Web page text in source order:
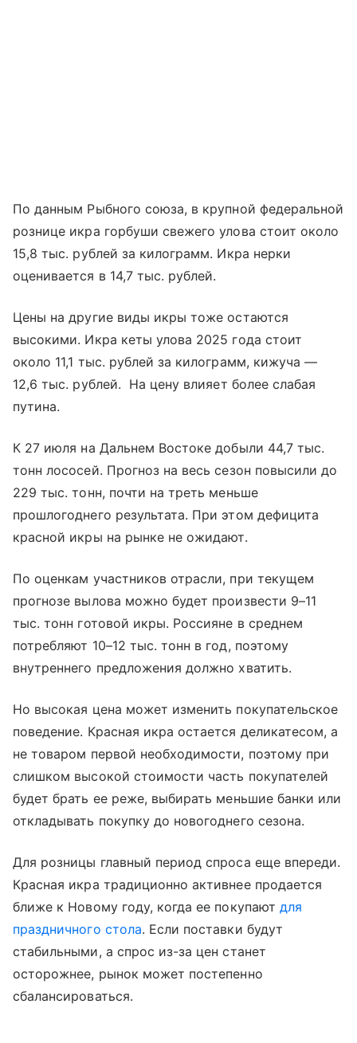
По данным Рыбного союза, в крупной федеральной
рознице икра горбуши свежего улова стоит около
15,8 тыс. рублей за килограмм. Икра нерки
оценивается в 14,7 тыс. рублей.
Цены на другие виды икры тоже остаются
высокими. Икра кеты улова 2025 года стоит
около 11,1 тыс. рублей за килограмм, кижуча —
12,6 тыс. рублей. На цену влияет более слабая
путина.
К 27 июля на Дальнем Востоке добыли 44,7 тыс.
тонн лососей. Прогноз на весь сезон повысили до
229 тыс. тонн, почти на треть меньше
прошлогоднего результата. При этом дефицита
красной икры на рынке не ожидают.
По оценкам участников отрасли, при текущем
прогнозе вылова можно будет произвести 9–11
тыс. тонн готовой икры. Россияне в среднем
потребляют 10–12 тыс. тонн в год, поэтому
внутреннего предложения должно хватить.
Но высокая цена может изменить покупательское
поведение. Красная икра остается деликатесом, а
не товаром первой необходимости, поэтому при
слишком высокой стоимости часть покупателей
будет брать ее реже, выбирать меньшие банки или
откладывать покупку до новогоднего сезона.
Для розницы главный период спроса еще впереди.
Красная икра традиционно активнее продается
ближе к Новому году, когда ее покупают для
праздничного стола. Если поставки будут
стабильными, а спрос из-за цен станет
осторожнее, рынок может постепенно
сбалансироваться.